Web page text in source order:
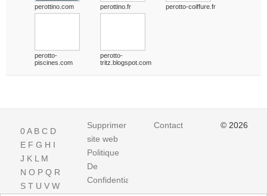
perottino.com perottino.fr perotto-coiffure.fr
perotto-
piscines.com
perotto-
tritz.blogspot.com
0A B C D
E F G H I
J K L M
N O P Q R
S T U V W
Supprimer
site web
Politique
De
Confidentialite
Contact © 2026